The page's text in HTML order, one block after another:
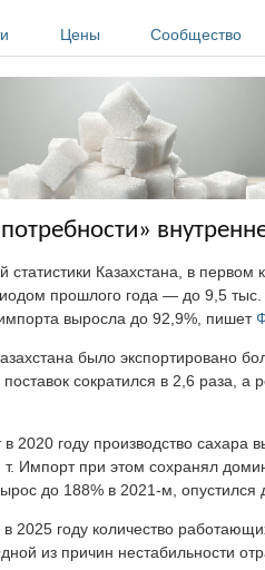
Цены Сообщество
Казахстана, в первом
прошлого года — до 9,5 тыс.
выросла до 92,9%, пишет
было экспортировано
сократился в 2,6 раза,
2020 году производство сахара
т. Импорт при этом сохранял
до 188% в 2021-м,
году количество
из причин нестабильности